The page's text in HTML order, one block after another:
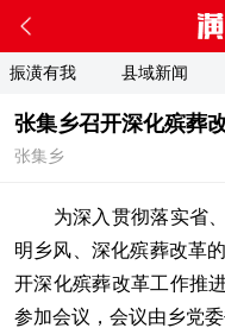
振潢有我 县域新闻
张集乡召开深化殡葬
张集乡
为深入贯彻落实省、
明乡风、深化殡葬改革
开深化殡葬改革工作推
参加会议，会议由乡党委